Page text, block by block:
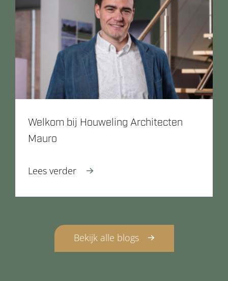
Welkom bij Houweling Architecten
Mauro
Lees verder
Bekijk alle blogs